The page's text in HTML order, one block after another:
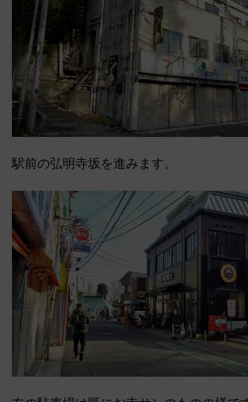
駅前の弘明寺坂を進みます。